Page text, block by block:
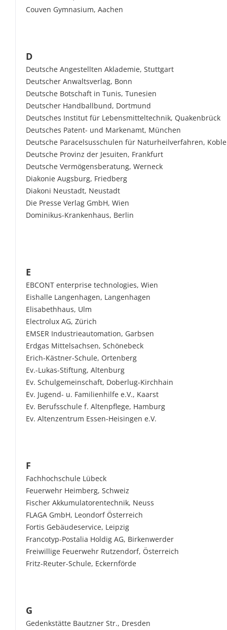
Couven Gymnasium, Aachen
D
Deutsche Angestellten Aklademie, Stuttgart
Deutscher Anwaltsverlag, Bonn
Deutsche Botschaft in Tunis, Tunesien
Deutscher Handballbund, Dortmund
Deutsches Institut für Lebensmitteltechnik, Quakenbrück
Deutsches Patent- und Markenamt, München
Deutsche Paracelsusschulen für Naturheilverfahren,
Deutsche Provinz der Jesuiten, Frankfurt
Deutsche Vermögensberatung, Werneck
Diakonie Augsburg, Friedberg
Diakoni Neustadt, Neustadt
Die Presse Verlag GmbH, Wien
Dominikus-Krankenhaus, Berlin
E
EBCONT enterprise technologies, Wien
Eishalle Langenhagen, Langenhagen
Elisabethhaus, Ulm
Electrolux AG, Zürich
EMSER Industrieautomation, Garbsen
Erdgas Mittelsachsen, Schönebeck
Erich-Kästner-Schule, Ortenberg
Ev.-Lukas-Stiftung, Altenburg
Ev. Schulgemeinschaft, Doberlug-Kirchhain
Ev. Jugend- u. Familienhilfe e.V., Kaarst
Ev. Berufsschule f. Altenpflege, Hamburg
Ev. Altenzentrum Essen-Heisingen e.V.
F
Fachhochschule Lübeck
Feuerwehr Heimberg, Schweiz
Fischer Akkumulatorentechnik, Neuss
FLAGA GmbH, Leondorf Österreich
Fortis Gebäudeservice, Leipzig
Francotyp-Postalia Holdig AG, Birkenwerder
Freiwillige Feuerwehr Rutzendorf, Österreich
Fritz-Reuter-Schule, Eckernförde
G
Gedenkstätte Bautzner Str., Dresden